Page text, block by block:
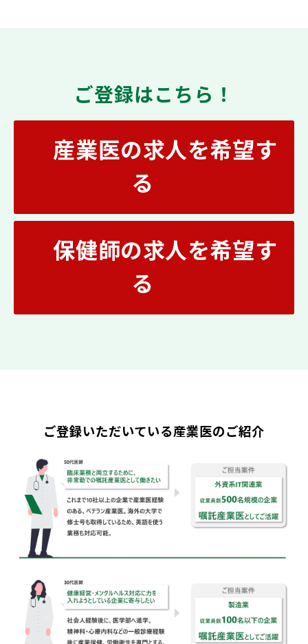
ご登録はこちら！
産業医の求人を希望す
る
保健師の求人を希望す
る
ご登録いただいている産業医のご紹介